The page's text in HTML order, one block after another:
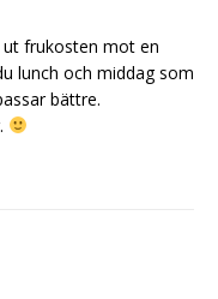
frukosten mot en
lunch och middag som
bättre.